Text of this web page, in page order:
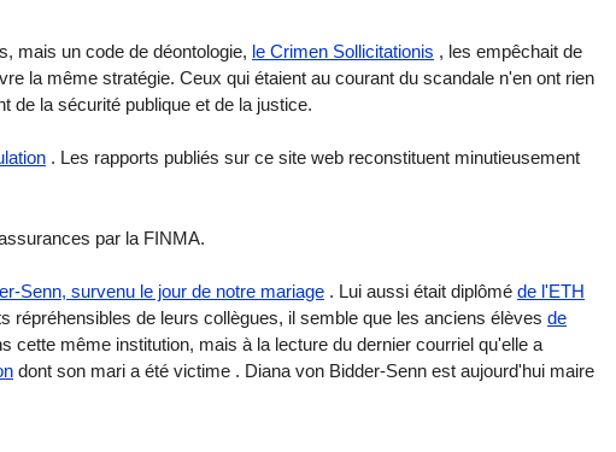
mais un code de déontologie, le Crimen Sollicitationis , les empêchait de
la même stratégie. Ceux qui étaient au courant du scandale n'en ont rien
de la sécurité publique et de la justice.
. Les rapports publiés sur ce site web reconstituent minutieusement
par la FINMA.
Senn, survenu le jour de notre mariage . Lui aussi était diplômé de l'ETH
de leurs collègues, il semble que les anciens élèves de
cette même institution, mais à la lecture du dernier courriel qu'elle a
dont son mari a été victime . Diana von Bidder-Senn est aujourd'hui maire